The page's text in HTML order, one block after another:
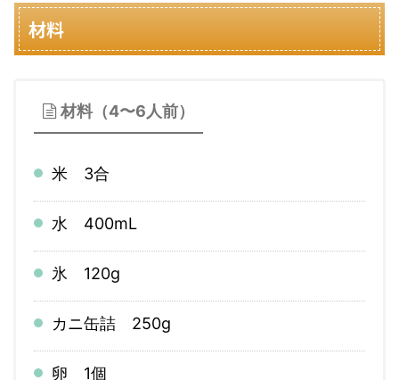
材料
材料（4〜6人前）
米 3合
水 400mL
氷 120g
カニ缶詰 250g
卵 1個